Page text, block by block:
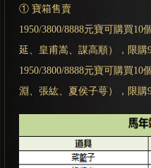
① 寶箱售賣
1950/3800/8888元寶可購買
延、皇甫嵩、謀高順），限購
1950/3800/8888元寶可購買10
淵、張紘、夏侯子萼），限購